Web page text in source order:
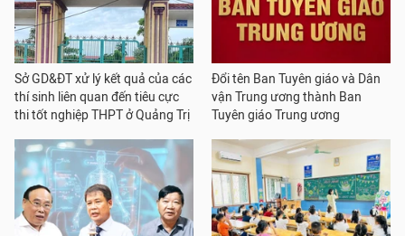
Sở GD&ĐT xử lý kết quả của các
thí sinh liên quan đến tiêu cực
thi tốt nghiệp THPT ở Quảng Trị
Đổi tên Ban Tuyên giáo và Dân
vận Trung ương thành Ban
Tuyên giáo Trung ương